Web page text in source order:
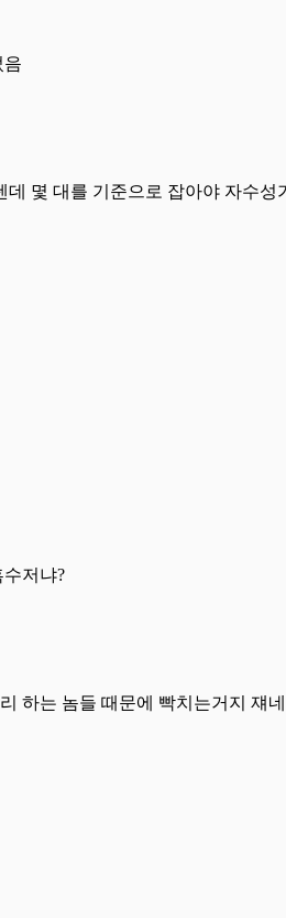
음
몇 대를 기준으로 잡아야 자수성
저냐?
하는 놈들 때문에 빡치는거지 쟤